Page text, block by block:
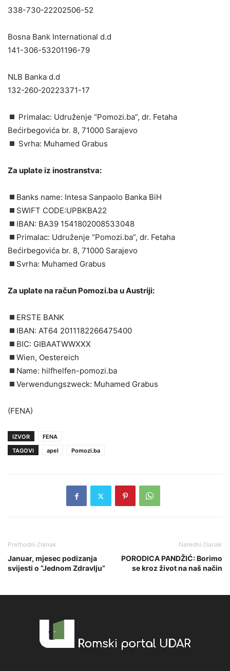
338-730-22202506-52
Bosna Bank International d.d
141-306-53201196-79
NLB Banka d.d
132-260-20223371-17
Primalac: Udruženje “Pomozi.ba”, dr. Fetaha
Bećirbegovića br. 8, 71000 Sarajevo
Svrha: Muhamed Grabus
Za uplate iz inostranstva:
Banks name: Intesa Sanpaolo Banka BiH
SWIFT CODE:UPBKBA22
IBAN: BA39 1541802008533048
Primalac: Udruženje “Pomozi.ba”, dr. Fetaha
Bećirbegovića br. 8, 71000 Sarajevo
Svrha: Muhamed Grabus
Za uplate na račun Pomozi.ba u Austriji:
ERSTE BANK
IBAN: AT64 2011182266475400
BIC: GIBAATWWXXX
Wien, Oestereich
Name: hilfhelfen-pomozi.ba
Verwendungszweck: Muhamed Grabus
(FENA)
IZVOR
FENA
TAGOVI
apel Pomozi.ba
Prethodni članak
Januar, mjesec podizanja
svijesti o “Jednom Zdravlju”
Naredni članak
PORODICA PANDŽIĆ: Borimo
se kroz život na naš način